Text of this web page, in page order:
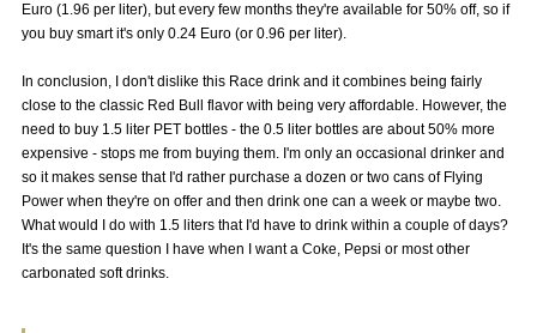
Euro (1.96 per liter), but every few months they're available for 50% off, so if
you buy smart it's only 0.24 Euro (or 0.96 per liter).
In conclusion, I don't dislike this Race drink and it combines being fairly
close to the classic Red Bull flavor with being very affordable. However, the
need to buy 1.5 liter PET bottles - the 0.5 liter bottles are about 50% more
expensive - stops me from buying them. I'm only an occasional drinker and
so it makes sense that I'd rather purchase a dozen or two cans of Flying
Power when they're on offer and then drink one can a week or maybe two.
What would I do with 1.5 liters that I'd have to drink within a couple of days?
It's the same question I have when I want a Coke, Pepsi or most other
carbonated soft drinks.